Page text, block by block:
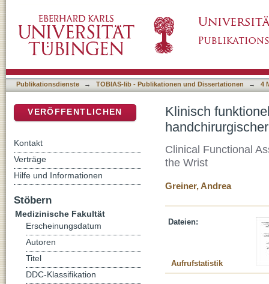
des Handgelenks
Publikationsdienste → TOBIAS-lib - Publikationen und Dissertationen → 4
Klinisch
Clinical Functional
the Wrist
Greiner, Andrea
Dateien:
Aufrufstatistik
VERÖFFENTLICHEN
Kontakt
Verträge
Hilfe und Informationen
Stöbern
Medizinische Fakultät
Erscheinungsdatum
Autoren
Titel
DDC-Klassifikation